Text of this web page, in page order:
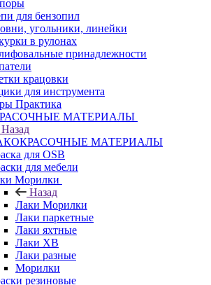
для бензопил
угольники, линейки
в рулонах
принадлежности
крацовки
для инструмента
Практика
МАТЕРИАЛЫ
Назад
МАТЕРИАЛЫ
для OSB
для мебели
Морилки
Назад
Лаки Морилки
Лаки паркетные
Лаки яхтные
Лаки ХВ
Лаки разные
Морилки
резиновые